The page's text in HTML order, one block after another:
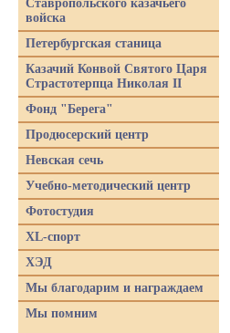
Ставропольского казачьего
войска
Петербургская станица
Казачий Конвой Святого Царя
Страстотерпца Николая II
Фонд "Берега"
Продюсерский центр
Невская сечь
Учебно-методический центр
Фотостудия
XL-спорт
ХЭД
Мы благодарим и награждаем
Мы помним